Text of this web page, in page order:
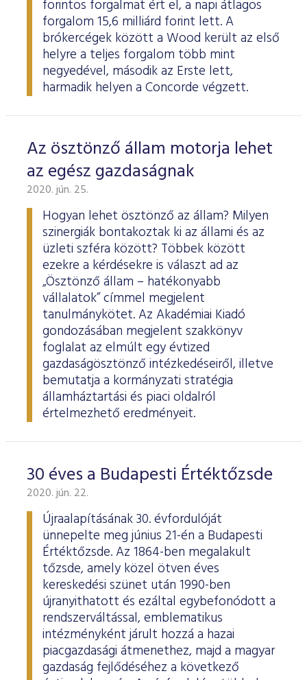
forintos forgalmat ért el, a napi átlagos
forgalom 15,6 milliárd forint lett. A
brókercégek között a Wood került az első
helyre a teljes forgalom több mint
negyedével, második az Erste lett,
harmadik helyen a Concorde végzett.
Az ösztönző állam motorja lehet
az egész gazdaságnak
2020. jún. 25.
Hogyan lehet ösztönző az állam? Milyen
szinergiák bontakoztak ki az állami és az
üzleti szféra között? Többek között
ezekre a kérdésekre is választ ad az
„Ösztönző állam – hatékonyabb
vállalatok” címmel megjelent
tanulmánykötet. Az Akadémiai Kiadó
gondozásában megjelent szakkönyv
foglalat az elmúlt egy évtized
gazdaságösztönző intézkedéseiről, illetve
bemutatja a kormányzati stratégia
államháztartási és piaci oldalról
értelmezhető eredményeit.
30 éves a Budapesti Értéktőzsde
2020. jún. 22.
Újraalapításának 30. évfordulóját
ünnepelte meg június 21-én a Budapesti
Értéktőzsde. Az 1864-ben megalakult
tőzsde, amely közel ötven éves
kereskedési szünet után 1990-ben
újranyithatott és ezáltal egybefonódott a
rendszerváltással, emblematikus
intézményként járult hozzá a hazai
piacgazdasági átmenethez, majd a magyar
gazdaság fejlődéséhez a következő